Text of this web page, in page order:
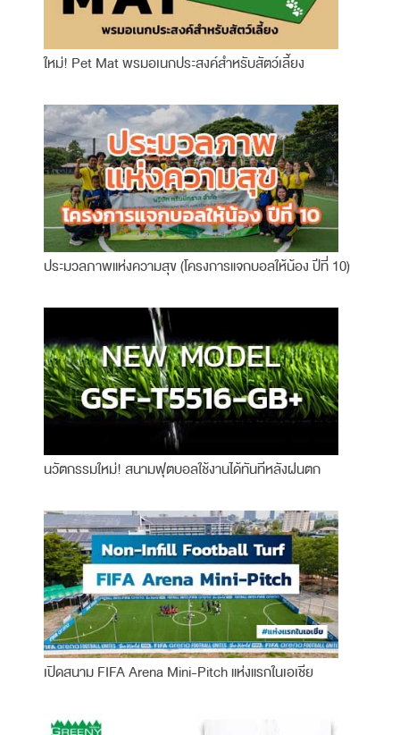
ใหม่! Pet Mat พรมอเนกประสงค์สำหรับสัตว์เลี้ยง
ประมวลภาพแห่งความสุข (โครงการแจกบอลให้น้อง ปีที่ 10)
นวัตกรรมใหม่! สนามฟุตบอลใช้งานได้ทันทีหลังฝนตก
เปิดสนาม FIFA Arena Mini-Pitch แห่งแรกในเอเชีย